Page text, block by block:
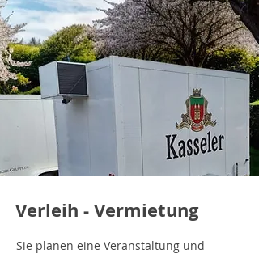
Verleih - Vermietung
Sie planen eine Veranstaltung und